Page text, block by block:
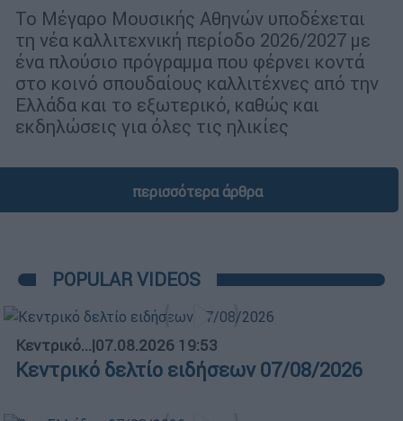
Το Μέγαρο Μουσικής Αθηνών υποδέχεται
τη νέα καλλιτεχνική περίοδο 2026/2027 με
ένα πλούσιο πρόγραμμα που φέρνει κοντά
στο κοινό σπουδαίους καλλιτέχνες από την
Ελλάδα και το εξωτερικό, καθώς και
εκδηλώσεις για όλες τις ηλικίες
περισσότερα άρθρα
POPULAR VIDEOS
Κεντρικό...|07.08.2026 19:53
Κεντρικό δελτίο ειδήσεων 07/08/2026